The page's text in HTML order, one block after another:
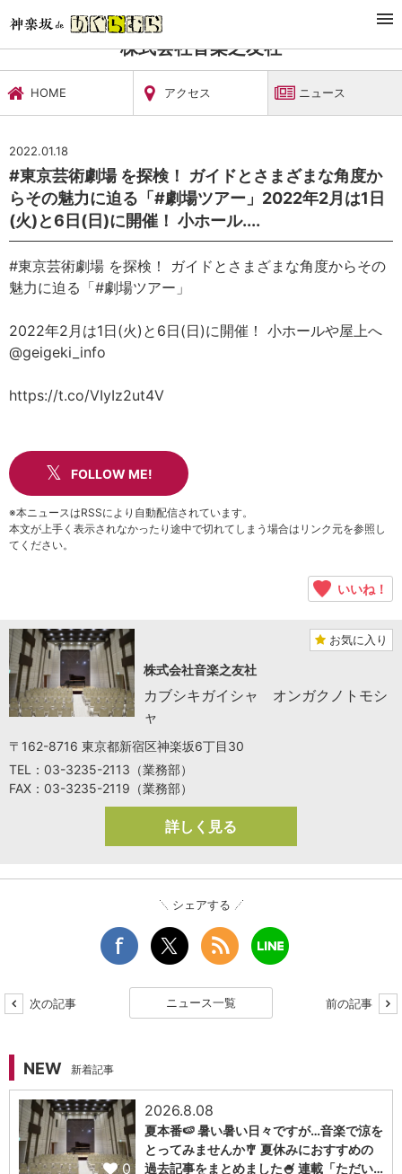
文化施設・ギャラリー
株式会社音楽之友社
HOME アクセス ニュース
2022.01.18
#東京芸術劇場 を探検！ ガイドとさまざまな角度か
らその魅力に迫る「#劇場ツアー」2022年2月は1日
(火)と6日(日)に開催！ 小ホール....
#東京芸術劇場 を探検！ ガイドとさまざまな角度からその
魅力に迫る「#劇場ツアー」
2022年2月は1日(火)と6日(日)に開催！ 小ホールや屋上へ
@geigeki_info
https://t.co/VIyIz2ut4V
FOLLOW ME!
※本ニュースはRSSにより自動配信されています。
本文が上手く表示されなかったり途中で切れてしまう場合はリンク元を参照し
てください。
いいね！
お気に入り
株式会社音楽之友社
カブシキガイシャ オンガクノトモシ
ャ
〒162-8716 東京都新宿区神楽坂6丁目30
TEL：03-3235-2113（業務部）
FAX：03-3235-2119（業務部）
詳しく見る
シェアする
次の記事 ニュース一覧 前の記事
NEW 新着記事
0
2026.8.08
夏本番🍉 暑い暑い日々ですが…音楽で涼を
とってみませんか🎐 夏休みにおすすめの
過去記事をまとめました🍧 連載「ただい…